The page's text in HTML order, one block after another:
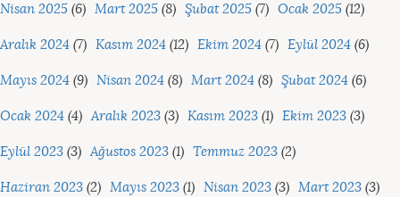
Nisan 2025 (6) Mart 2025 (8) Şubat 2025 (7) Ocak 2025 (12)
Aralık 2024 (7) Kasım 2024 (12) Ekim 2024 (7) Eylül 2024 (6)
Mayıs 2024 (9) Nisan 2024 (8) Mart 2024 (8) Şubat 2024 (6)
Ocak 2024 (4) Aralık 2023 (3) Kasım 2023 (1) Ekim 2023 (3)
Eylül 2023 (3) Ağustos 2023 (1) Temmuz 2023 (2)
Haziran 2023 (2) Mayıs 2023 (1) Nisan 2023 (3) Mart 2023 (3)